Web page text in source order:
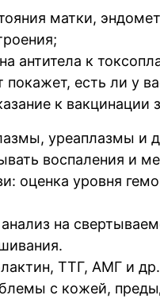
матки,
антитела к
покажет, есть ли у
к вакцинации
уреаплазмы и
воспаления и
оценка уровня
на
ТТГ, AMГ и
с кожей,